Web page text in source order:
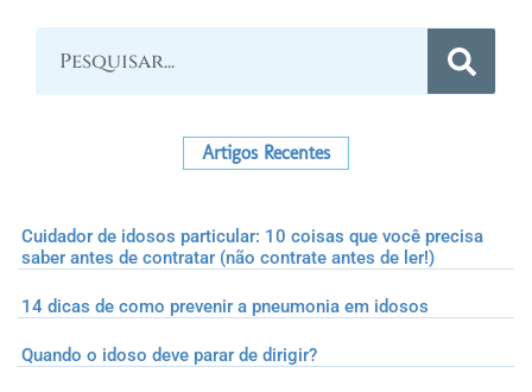
Artigos Recentes
Cuidador de idosos particular: 10 coisas que você precisa
saber antes de contratar (não contrate antes de ler!)
14 dicas de como prevenir a pneumonia em idosos
Quando o idoso deve parar de dirigir?